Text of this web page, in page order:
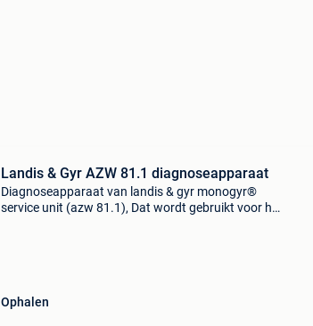
Landis & Gyr AZW 81.1 diagnoseapparaat
Diagnoseapparaat van landis & gyr monogyr®
service unit (azw 81.1), Dat wordt gebruikt voor het
Ophalen